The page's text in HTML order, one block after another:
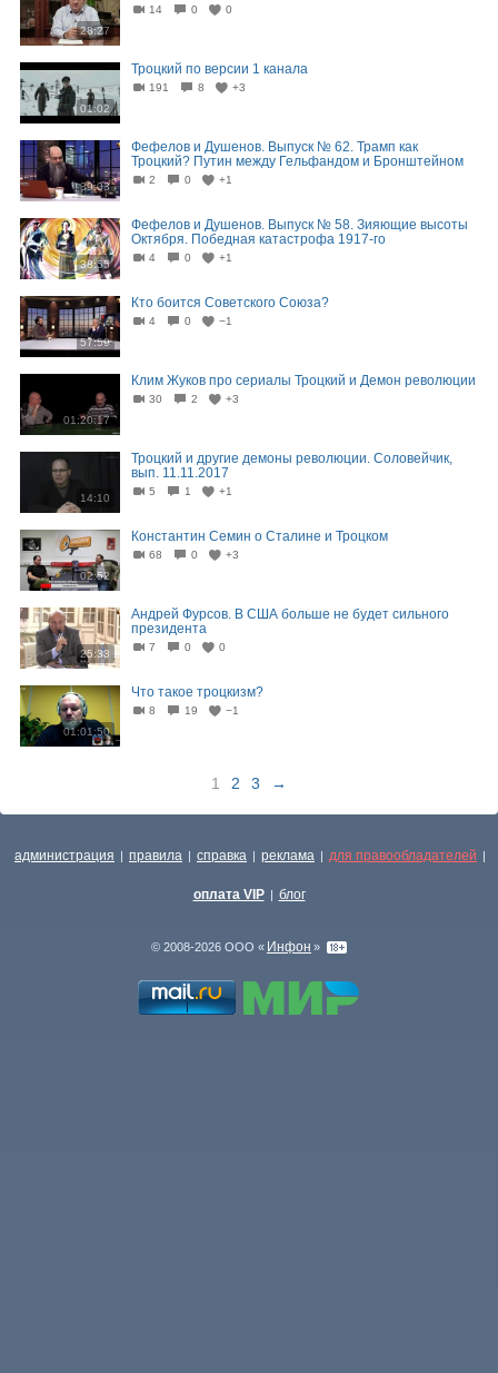
28:27
14 0 0
01:02
Троцкий по версии 1 канала
191 8 +3
39:03
Фефелов и Душенов. Выпуск № 62. Трамп как
Троцкий? Путин между Гельфандом и Бронштейном
2 0 +1
38:55
Фефелов и Душенов. Выпуск № 58. Зияющие высоты
Октября. Победная катастрофа 1917-го
4 0 +1
57:59
Кто боится Советского Союза?
4 0 −1
01:20:17
Клим Жуков про сериалы Троцкий и Демон революции
30 2 +3
14:10
Троцкий и другие демоны революции. Соловейчик,
вып. 11.11.2017
5 1 +1
02:52
Константин Семин о Сталине и Троцком
68 0 +3
25:33
Андрей Фурсов. В США больше не будет сильного
президента
7 0 0
01:01:50
Что такое троцкизм?
8 19 −1
1 2 3 →
администрация | правила | справка | реклама | для правообладателей |
оплата VIP | блог
© 2008-2026 ООО « Инфон »